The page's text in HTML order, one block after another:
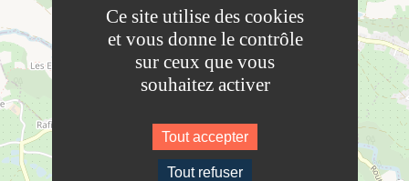
Ce site utilise des cookies
et vous donne le contrôle
sur ceux que vous
souhaitez activer
Tout accepter
Tout refuser